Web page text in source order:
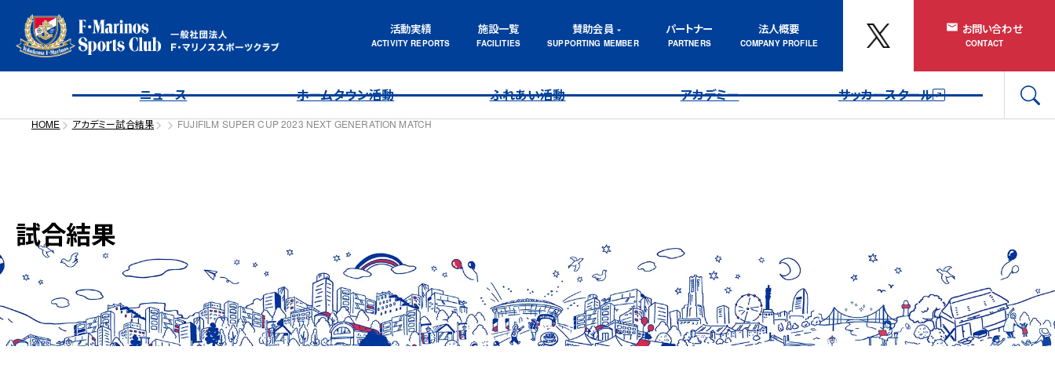
活動実績 施設一覧 賛助会員 パートナー 法人概要 お問い合わせ
ニュース ホームタウン活動 ふれあい活動 アカデミー サッカースクール
HOME アカデミー試合結果 FUJIFILM SUPER CUP 2023 NEXT GENERATION MATCH
試合結果